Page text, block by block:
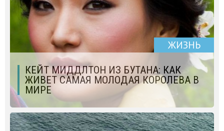
ЖИЗНЬ
КЕЙТ МИДДЛТОН ИЗ БУТАНА: КАК
ЖИВЕТ САМАЯ МОЛОДАЯ КОРОЛЕВА В
МИРЕ